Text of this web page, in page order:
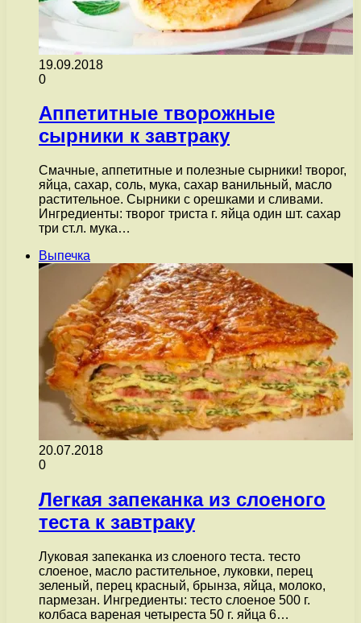
19.09.2018
0
Аппетитные творожные
сырники к завтраку
Смачные, аппетитные и полезные сырники! творог,
яйца, сахар, соль, мука, сахар ванильный, масло
растительное. Сырники с орешками и сливами.
Ингредиенты: творог триста г. яйца один шт. сахар
три ст.л. мука…
Выпечка
20.07.2018
0
Легкая запеканка из слоеного
теста к завтраку
Луковая запеканка из слоеного теста. тесто
слоеное, масло растительное, луковки, перец
зеленый, перец красный, брынза, яйца, молоко,
пармезан. Ингредиенты: тесто слоеное 500 г.
колбаса вареная четыреста 50 г. яйца 6…